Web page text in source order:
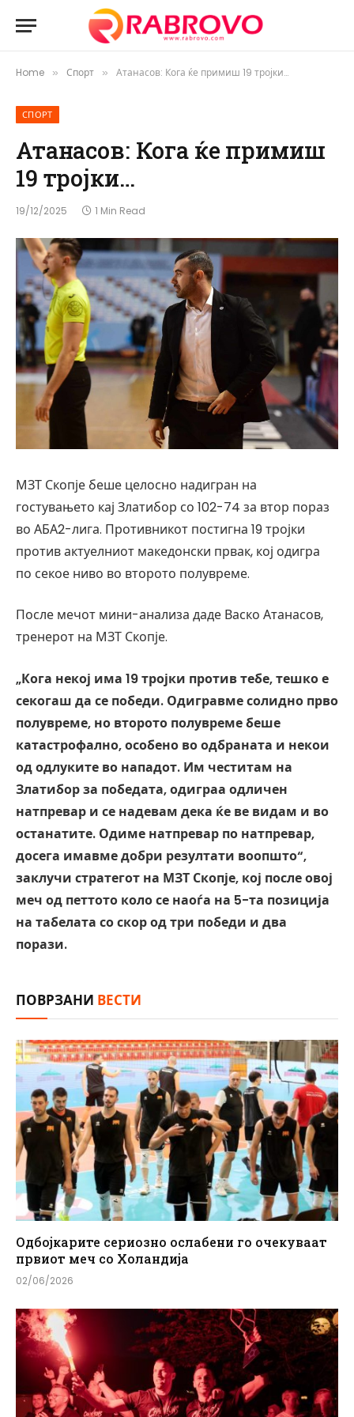
Home » Спорт » Атанасов: Кога ќе примиш 19 тројки…
СПОРТ
Атанасов: Кога ќе примиш
19 тројки…
19/12/2025 1 Min Read
МЗТ Скопје беше целосно надигран на
гостувањето кај Златибор со 102-74 за втор пораз
во АБА2-лига. Противникот постигна 19 тројки
против актуелниот македонски првак, кој одигра
по секое ниво во второто полувреме.
После мечот мини-анализа даде Васко Атанасов,
тренерот на МЗТ Скопје.
„Кога некој има 19 тројки против тебе, тешко е
секогаш да се победи. Одигравме солидно прво
полувреме, но второто полувреме беше
катастрофално, особено во одбраната и некои
од одлуките во нападот. Им честитам на
Златибор за победата, одиграа одличен
натпревар и се надевам дека ќе ве видам и во
останатите. Одиме натпревар по натпревар,
досега имавме добри резултати воопшто“,
заклучи стратегот на МЗТ Скопје, кој после овој
меч од петтото коло се наоѓа на 5-та позиција
на табелата со скор од три победи и два
порази.
ПОВРЗАНИ ВЕСТИ
Одбојкарите сериозно ослабени го очекуваат
првиот меч со Холандија
02/06/2026